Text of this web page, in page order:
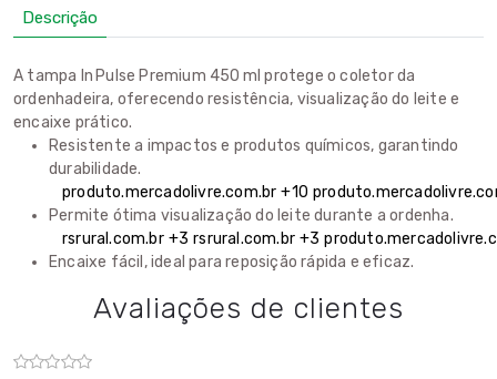
Descrição
A tampa In Pulse Premium 450 ml protege o coletor da
ordenhadeira, oferecendo resistência, visualização do leite e
encaixe prático.
Resistente a impactos e produtos químicos, garantindo
durabilidade.
produto.mercadolivre.com.br +10
Permite ótima visualização do leite durante a ordenha.
rsrural.com.br +3 rsrural.com.br +3
Encaixe fácil, ideal para reposição rápida e eficaz.
Avaliações de clientes